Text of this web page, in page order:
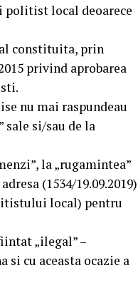
politist local deoarece
constituita, prin
privind aprobarea
nu mai raspundeau
sale si/sau de la
la „rugamintea”
(1534/19.09.2019)
local) pentru
„ilegal” –
cu aceasta ocazie a